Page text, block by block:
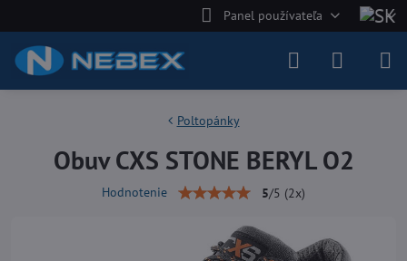
Panel používateľa
Poltopánky
Obuv CXS STONE BERYL O2
Hodnotenie 5/5 (2x)